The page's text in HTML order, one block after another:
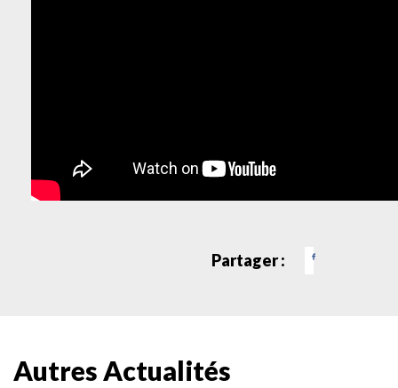
Partager :
Autres Actualités